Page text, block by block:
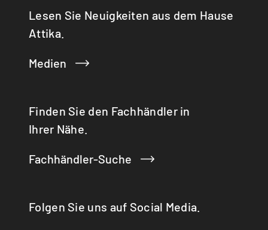
Lesen Sie Neuigkeiten aus dem Hause
Attika.
Medien
Finden Sie den Fachhändler in
Ihrer Nähe.
Fachhändler-Suche
Folgen Sie uns auf Social Media.